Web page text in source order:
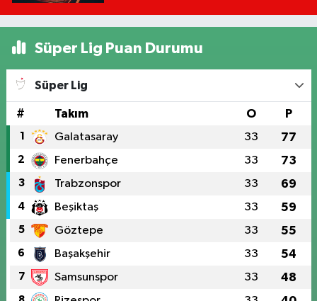
Süper Lig Puan Durumu
Süper Lig
# Takım O P
1 Galatasaray 33 77
2 Fenerbahçe 33 73
3 Trabzonspor 33 69
4 Beşiktaş 33 59
5 Göztepe 33 55
6 Başakşehir 33 54
7 Samsunspor 33 48